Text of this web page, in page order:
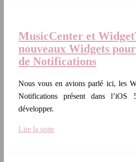
MusicCenter et
nouveaux Widgets
de Notifications
Nous vous en avions parlé ici, les
Notifications présent dans l’iOS
développer.
Lire la suite